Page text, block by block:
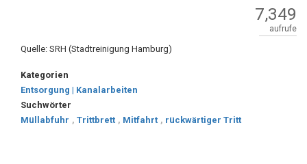
7,349
aufrufe
Quelle: SRH (Stadtreinigung Hamburg)
Kategorien
Entsorgung | Kanalarbeiten
Suchwörter
Müllabfuhr , Trittbrett , Mitfahrt , rückwärtiger Tritt